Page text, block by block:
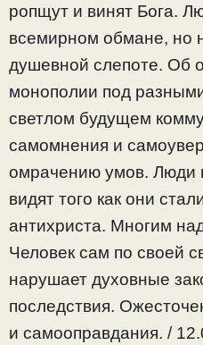
ропщут и винят Бога.
всемирном обмане, но
душевной слепоте. Об
монополии под
светлом будущем
самомнения и
омрачению умов. Люди
видят того как они
антихриста. Многим
Человек сам по своей
нарушает духовные
последствия.
и самооправдания. /